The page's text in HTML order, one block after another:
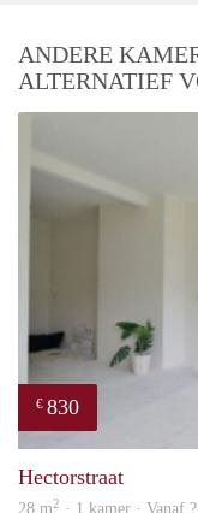
ANDERE
ALTERNATIEF
€ 830
Hectorstraat
28 m2 · 1 kamer · Vanaf